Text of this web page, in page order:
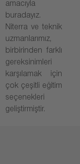
amacıyla
buradayız.
Niterra ve teknik
uzmanlarımız,
birbirinden farklı
gereksinimleri
karşılamak için
çok çeşitli eğitim
seçenekleri
geliştirmiştir.